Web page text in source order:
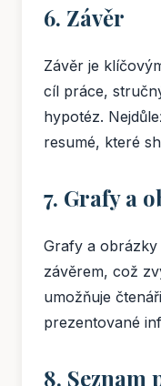
6. Závěr
Závěr je
cíl práce,
hypotéz.
resumé, které
7. Grafy a
Grafy a
závěrem, což
umožňuje
prezentované
8.